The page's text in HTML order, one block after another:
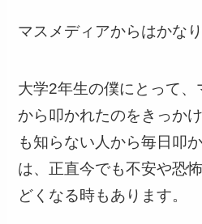
マスメディアからはかな
大学2年生の僕にとって
から叩かれたのをきっか
も知らない人から毎日叩
は、正直今でも不安や恐
どくなる時もあります。